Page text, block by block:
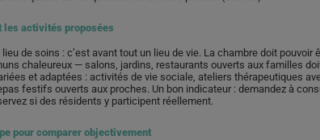
les activités proposées
lieu de soins : c’est avant tout un lieu de vie. La chambre doit
chaleureux — salons, jardins, restaurants ouverts aux familles
et adaptées : activités de vie sociale, ateliers thérapeutiques
festifs ouverts aux proches. Un bon indicateur : demandez à
si des résidents y participent réellement.
pour comparer objectivement